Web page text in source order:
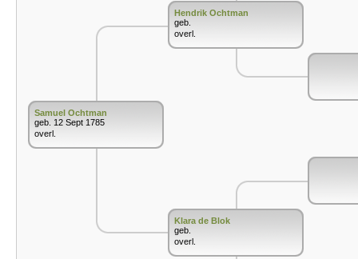
Samuel Ochtman
geb. 12 Sept 1785
overl.
Hendrik Ochtman
geb.
overl.
Klara de Blok
geb.
overl.